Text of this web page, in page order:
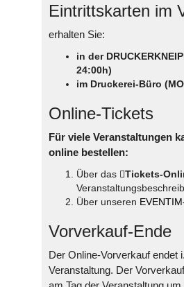
Eintrittskarten im
erhalten Sie:
in der
24:00h)
im Druckerei-Büro
Online-Tickets
Für viele Veranstaltungen
online bestellen:
Über das Tickets-
Über unseren
Vorverkauf-Ende
Der Online-Vorverkauf endet
Veranstaltung. Der